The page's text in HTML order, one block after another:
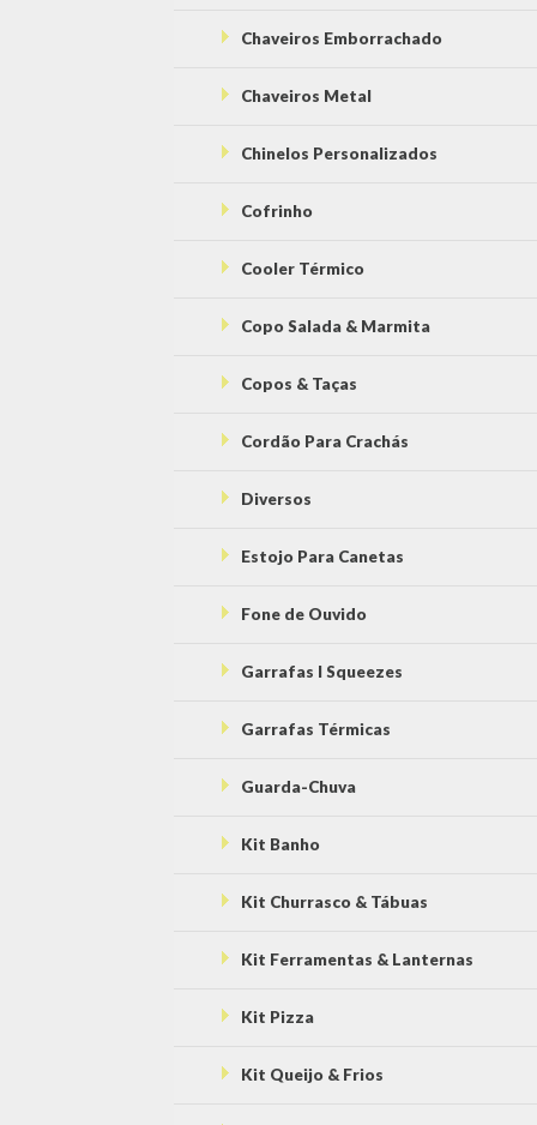
Chaveiros Emborrachado
Chaveiros Metal
Chinelos Personalizados
Cofrinho
Cooler Térmico
Copo Salada & Marmita
Copos & Taças
Cordão Para Crachás
Diversos
Estojo Para Canetas
Fone de Ouvido
Garrafas l Squeezes
Garrafas Térmicas
Guarda-Chuva
Kit Banho
Kit Churrasco & Tábuas
Kit Ferramentas & Lanternas
Kit Pizza
Kit Queijo & Frios